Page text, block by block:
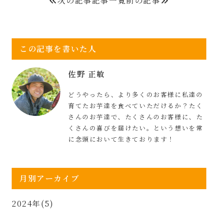
この記事を書いた人
佐野 正敏
どうやったら、より多くのお客様に私達の
育てたお芋達を食べていただけるか？たく
さんのお芋達で、たくさんのお客様に、た
くさんの喜びを届けたい。という想いを常
に念頭において生きております！
月別アーカイブ
2024年(5)